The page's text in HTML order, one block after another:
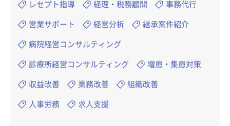
レセプト指導 経理・税務顧問 事務代行
営業サポート 経営分析 継承案件紹介
病院経営コンサルティング
診療所経営コンサルティング 増患・集患対策
収益改善 業務改善 組織改善
人事労務 求人支援